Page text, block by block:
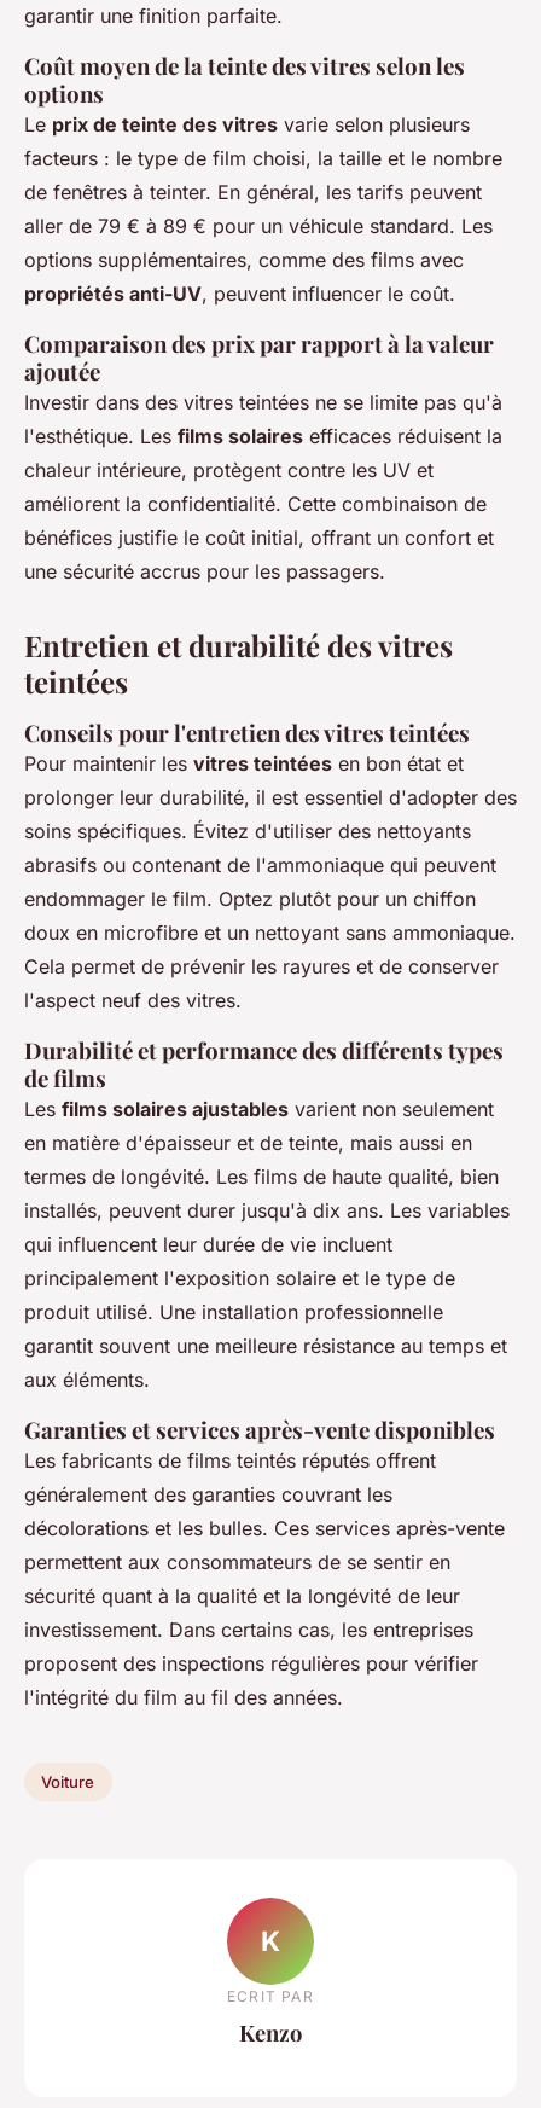
garantir une finition parfaite.
Coût moyen de la teinte des vitres selon les
options
Le prix de teinte des vitres varie selon plusieurs
facteurs : le type de film choisi, la taille et le nombre
de fenêtres à teinter. En général, les tarifs peuvent
aller de 79 € à 89 € pour un véhicule standard. Les
options supplémentaires, comme des films avec
propriétés anti-UV, peuvent influencer le coût.
Comparaison des prix par rapport à la valeur
ajoutée
Investir dans des vitres teintées ne se limite pas qu'à
l'esthétique. Les films solaires efficaces réduisent la
chaleur intérieure, protègent contre les UV et
améliorent la confidentialité. Cette combinaison de
bénéfices justifie le coût initial, offrant un confort et
une sécurité accrus pour les passagers.
Entretien et durabilité des vitres
teintées
Conseils pour l'entretien des vitres teintées
Pour maintenir les vitres teintées en bon état et
prolonger leur durabilité, il est essentiel d'adopter des
soins spécifiques. Évitez d'utiliser des nettoyants
abrasifs ou contenant de l'ammoniaque qui peuvent
endommager le film. Optez plutôt pour un chiffon
doux en microfibre et un nettoyant sans ammoniaque.
Cela permet de prévenir les rayures et de conserver
l'aspect neuf des vitres.
Durabilité et performance des différents types
de films
Les films solaires ajustables varient non seulement
en matière d'épaisseur et de teinte, mais aussi en
termes de longévité. Les films de haute qualité, bien
installés, peuvent durer jusqu'à dix ans. Les variables
qui influencent leur durée de vie incluent
principalement l'exposition solaire et le type de
produit utilisé. Une installation professionnelle
garantit souvent une meilleure résistance au temps et
aux éléments.
Garanties et services après-vente disponibles
Les fabricants de films teintés réputés offrent
généralement des garanties couvrant les
décolorations et les bulles. Ces services après-vente
permettent aux consommateurs de se sentir en
sécurité quant à la qualité et la longévité de leur
investissement. Dans certains cas, les entreprises
proposent des inspections régulières pour vérifier
l'intégrité du film au fil des années.
Voiture
K
ECRIT PAR
Kenzo